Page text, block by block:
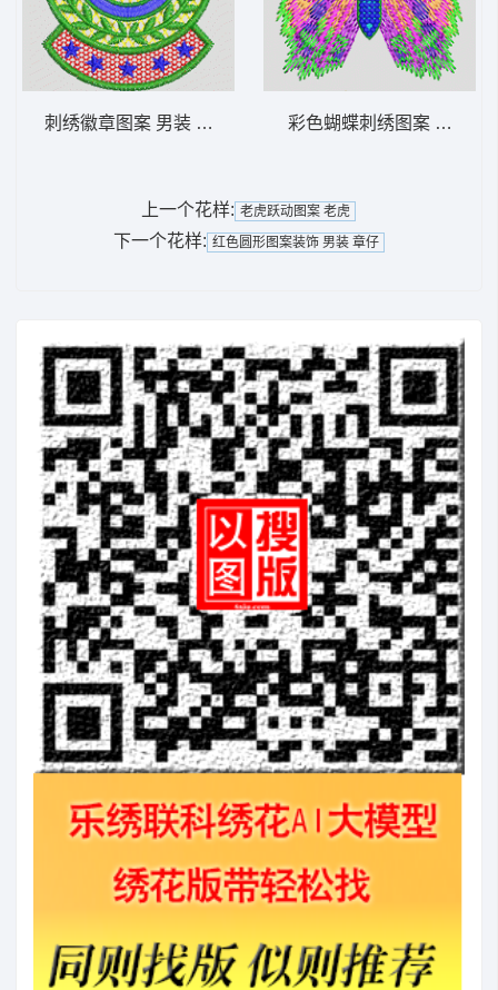
刺绣徽章图案 男装 章仔 彩色蝴蝶刺绣图案 蝴蝶
上一个花样: 老虎跃动图案 老虎
下一个花样: 红色圆形图案装饰 男装 章仔